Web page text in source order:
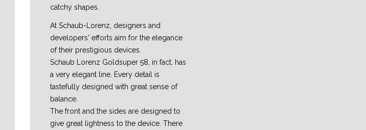
catchy shapes.
At Schaub-Lorenz, designers and
developers' efforts aim for the elegance
of their prestigious devices.
Schaub Lorenz Goldsuper 58, in fact, has
a very elegant line. Every detail is
tastefully designed with great sense of
balance.
The front and the sides are designed to
give great lightness to the device. There